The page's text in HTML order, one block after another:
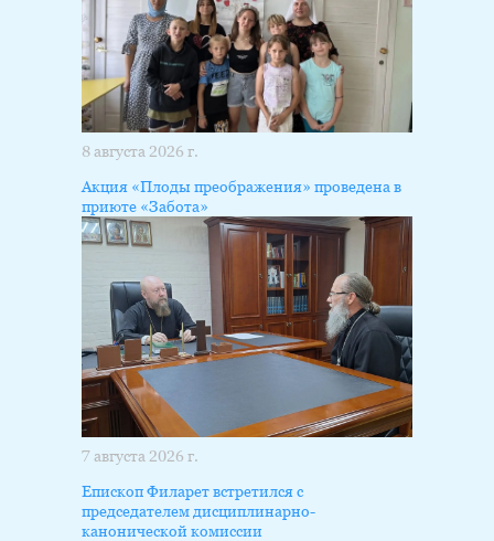
8 августа 2026 г.
Акция «Плоды преображения» проведена в
приюте «Забота»
7 августа 2026 г.
Епископ Филарет встретился с
председателем дисциплинарно-
канонической комиссии